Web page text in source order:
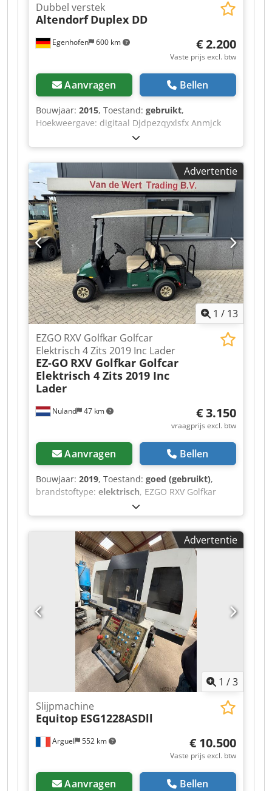
Egenhofen 600 km
Dubbel verstek
Altendorf Duplex DD
€ 2.200
Vaste prijs excl. btw
Aanvragen Bellen
Bouwjaar: 2015, Toestand: gebruikt,
Hoekweergave: digitaal Djdpezqyxlsfx Anmjck
Maatweergave afkappingskleppen: digitaal
Advertentie
1 / 13
Nuland 47 km
EZGO RXV Golfkar Golfcar
Elektrisch 4 Zits 2019 Inc Lader
EZ-GO RXV Golfkar Golfcar
Elektrisch 4 Zits 2019 Inc
Lader
€ 3.150
vraagprijs excl. btw
Aanvragen Bellen
Bouwjaar: 2019, Toestand: goed (gebruikt),
brandstoftype: elektrisch, EZGO RXV Golfkar
Golfcar Elektrisch 4 Zits 2019 Inc Lader Video kan
gestuurd worden via Whatsapp. Doorlopende
voorraad, zie website. Dcjdpfxezqug Ro Anmek
Prijzen zijn af Nuland. Van de Wert Trading B.V.
heeft een wisselende voorraad van machines,
truck, trailers en aanbouwdelen. Al onze
leveringen zijn tegen handelsprijzen in AS-IS
condities zonder garanties. (zie onze algemene
voorwaarden) Voor een bezichtiging en/of
proefrit kunt u vrijblijvend een afspraak maken.
Bel even vooraf wij zijn niet constant aanwezig.
Van de Wert Trading B.V. Bedrijfsstraat 3 5391 LR
Advertentie
1 /3
Arguel 552 km
Slijpmachine
Equitop ESG1228ASDll
€ 10.500
Vaste prijs excl. btw
Aanvragen Bellen